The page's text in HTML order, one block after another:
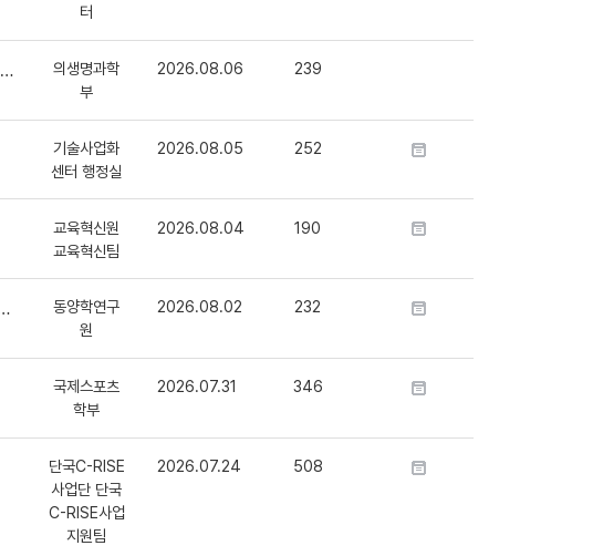
터
의생명과학
부
2026.08.06 239
기술사업화
센터 행정실
2026.08.05 252
교육혁신원
교육혁신팀
2026.08.04 190
동양학연구
원
2026.08.02 232
국제스포츠
학부
2026.07.31 346
단국C-RISE
사업단 단국
C-RISE사업
지원팀
2026.07.24 508